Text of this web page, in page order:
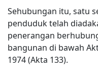
Sehubungan itu, satu
penduduk telah
penerangan
bangunan di bawah
1974 (Akta 133).